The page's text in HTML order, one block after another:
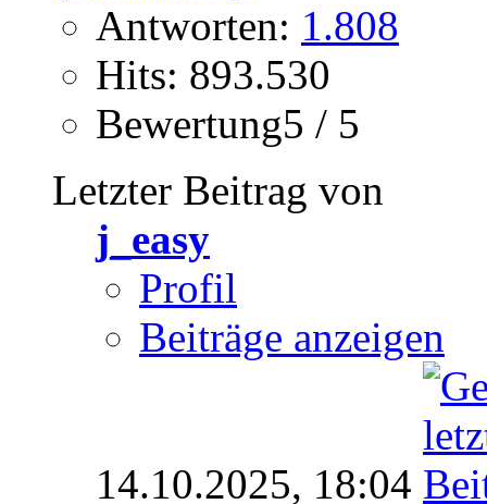
Antworten: 1.808
Hits: 893.530
Bewertung5 / 5
Letzter Beitrag von
j_easy
Profil
Beiträge anzeigen
14.10.2025, 18:04